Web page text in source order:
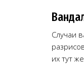
Случаи
их тут